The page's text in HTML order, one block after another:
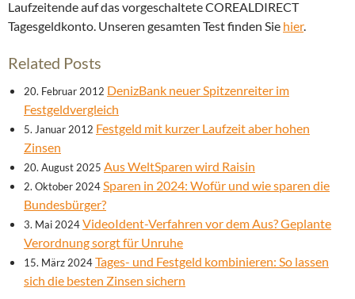
Laufzeitende auf das vorgeschaltete COREALDIRECT
Tagesgeldkonto. Unseren gesamten Test finden Sie hier.
Related Posts
20. Februar 2012 DenizBank neuer Spitzenreiter im
Festgeldvergleich
5. Januar 2012 Festgeld mit kurzer Laufzeit aber hohen
Zinsen
20. August 2025 Aus WeltSparen wird Raisin
2. Oktober 2024Sparen in 2024: Wofür und wie sparen die
Bundesbürger?
3. Mai 2024VideoIdent-Verfahren vor dem Aus? Geplante
Verordnung sorgt für Unruhe
15. März 2024Tages- und Festgeld kombinieren: So lassen
sich die besten Zinsen sichern